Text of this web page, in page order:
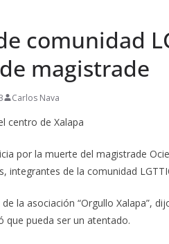
comunidad
magistrade
Carlos Nava
centro de Xalapa
por la muerte del magistrade
integrantes de la comunidad
la asociación “Orgullo Xalapa”,
que pueda ser un atentado.